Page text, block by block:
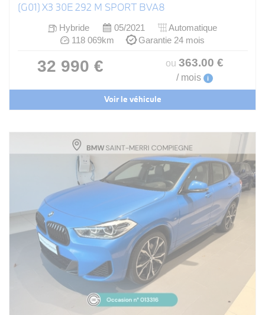
(G01) X3 30E 292 M SPORT BVA8
Hybride 05/2021
Automatique
118 069km
Garantie 24 mois
32 990 € ou 363.00 €
/ mois i
Voir le véhicule